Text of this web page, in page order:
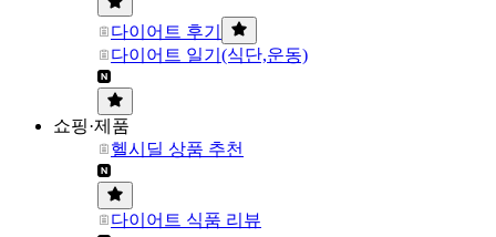
다이어트 후기
다이어트 일기(식단,운동)
쇼핑·제품
헬시딜 상품 추천
다이어트 식품 리뷰